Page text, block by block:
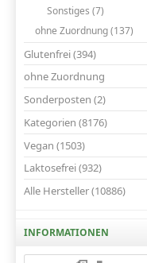
Sonstiges (7)
ohne Zuordnung (137)
Glutenfrei (394)
ohne Zuordnung
Sonderposten (2)
Kategorien (8176)
Vegan (1503)
Laktosefrei (932)
Alle Hersteller (10886)
INFORMATIONEN